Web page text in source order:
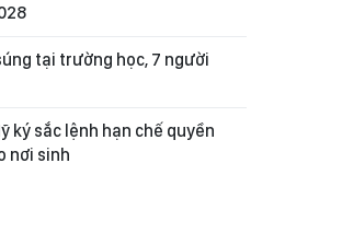
tại trường học, 7 người
ký sắc lệnh hạn chế quyền
nơi sinh